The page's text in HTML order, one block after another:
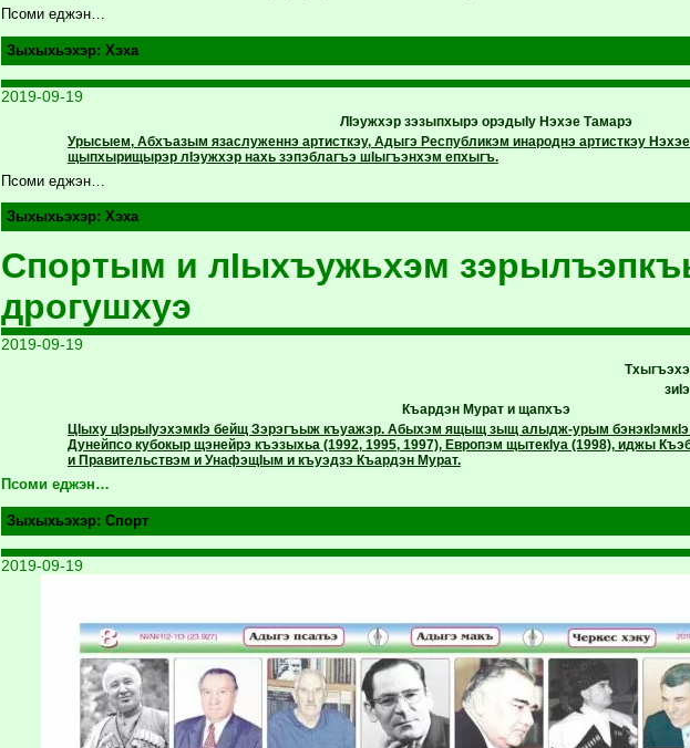
Псоми еджэн…
Зыхыхьэхэр: Хэха
2019-09-19
ЛIэужхэр зэзыпхырэ орэдыIу Нэхэе Тамарэ
Урысыем, Абхъазым язаслуженнэ артисткэу, Адыгэ Республикэм инароднэ артисткэу
щыпхырищырэр лIэужхэр нахь зэпэблагъэ шIыгъэнхэм епхыгъ.
Псоми еджэн…
Зыхыхьэхэр: Хэха
Спортым и лIыхъужьхэм
дрогушхуэ
2019-09-19
Къардэн Мурат и щапхъэ
ЦIыху цIэрыIуэхэмкIэ бейщ Зэрэгъыж къуажэр. Абыхэм ящыщ зыщ алыдж-урым бэнэкIэмкIэ
Дунейпсо кубокыр щэнейрэ къэзыхьа (1992, 1995, 1997), Европэм щытекIуа (1998), иджы
и Правительствэм и УнафэщIым и къуэдзэ Къардэн Мурат.
Псоми еджэн…
Зыхыхьэхэр: Спорт
2019-09-19